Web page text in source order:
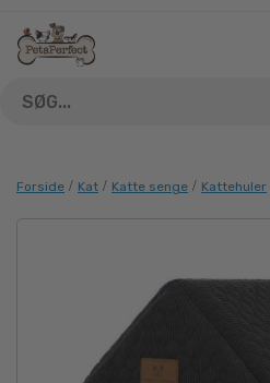
indhold
Forside / Kat / Katte senge / Kattehuler